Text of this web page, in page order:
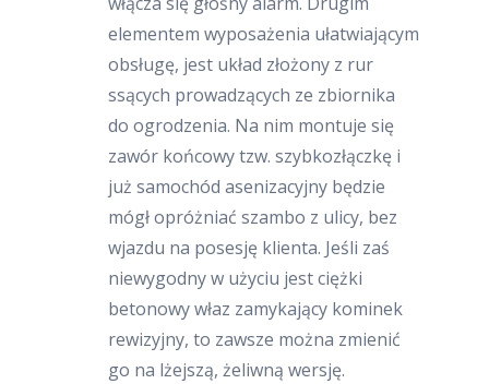
elementem wyposażenia ułatwiającym
obsługę, jest układ złożony z rur
ssących prowadzących ze zbiornika
do ogrodzenia. Na nim montuje się
zawór końcowy tzw. szybkozłączkę i
już samochód asenizacyjny będzie
mógł opróżniać szambo z ulicy, bez
wjazdu na posesję klienta. Jeśli zaś
niewygodny w użyciu jest ciężki
betonowy właz zamykający kominek
rewizyjny, to zawsze można zmienić
go na lżejszą, żeliwną wersję.